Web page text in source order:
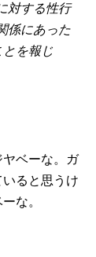
対する性行
係にあった
を報じ
ベーな。ガ
ると思うけ
な。